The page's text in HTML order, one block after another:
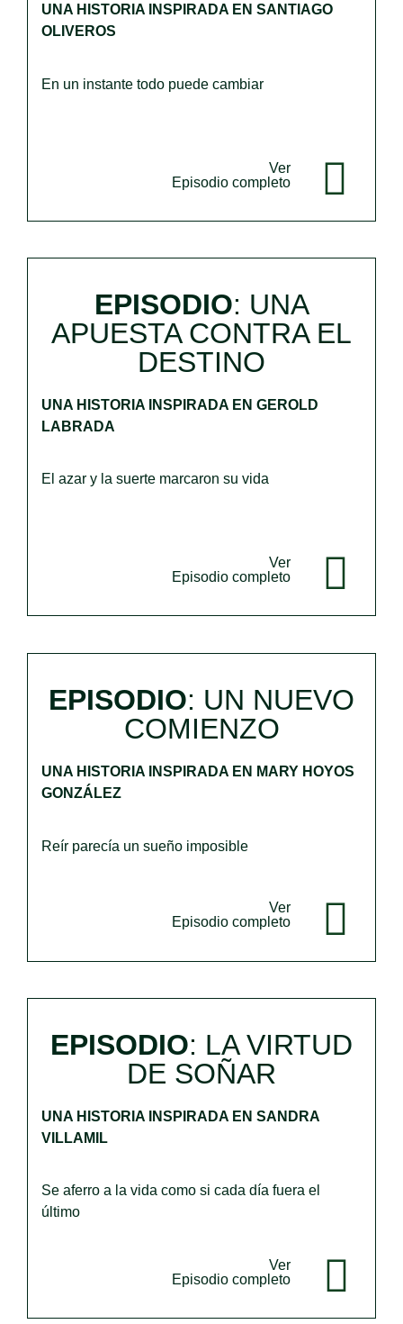
UNA HISTORIA INSPIRADA EN SANTIAGO
OLIVEROS
En un instante todo puede cambiar
Ver
Episodio completo
EPISODIO: UNA
APUESTA CONTRA EL
DESTINO
UNA HISTORIA INSPIRADA EN GEROLD
LABRADA
El azar y la suerte marcaron su vida
Ver
Episodio completo
EPISODIO: UN NUEVO
COMIENZO
UNA HISTORIA INSPIRADA EN MARY HOYOS
GONZÁLEZ
Reír parecía un sueño imposible
Ver
Episodio completo
EPISODIO: LA VIRTUD
DE SOÑAR
UNA HISTORIA INSPIRADA EN SANDRA
VILLAMIL
Se aferro a la vida como si cada día fuera el
último
Ver
Episodio completo